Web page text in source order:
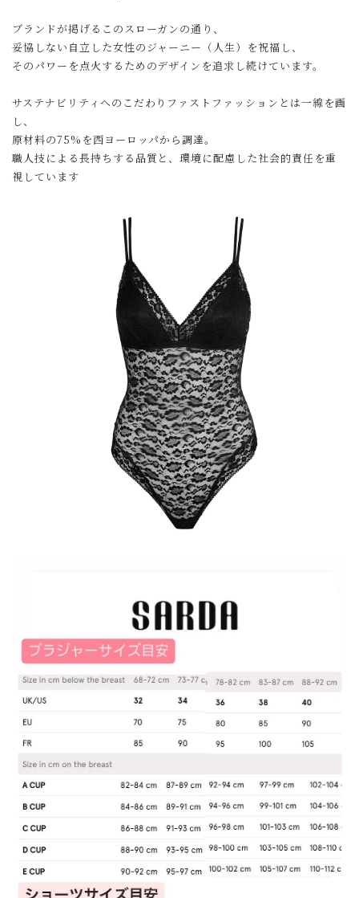
ブランドが掲げるこのスローガンの通り、
妥協しない自立した女性のジャーニー（人生）を祝福し、
そのパワーを点火するためのデザインを追求し続けています。
サステナビリティへのこだわりファストファッションとは一線を画
し、
原材料の75%を西ヨーロッパから調達。
職人技による長持ちする品質と、環境に配慮した社会的責任を重
視しています